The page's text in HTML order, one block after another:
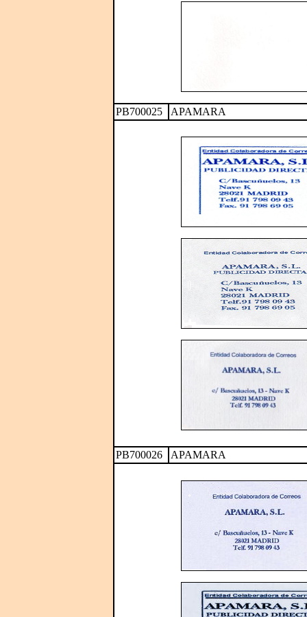
PB700025 APAMARA
PB700026 APAMARA